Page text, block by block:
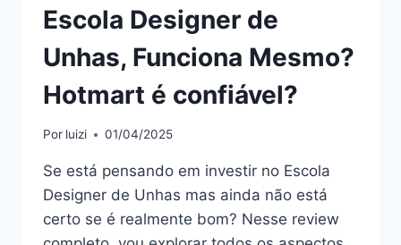
Escola Designer de
Unhas, Funciona Mesmo?
Hotmart é confiável?
Por luizi 01/04/2025
Se está pensando em investir no Escola
Designer de Unhas mas ainda não está
certo se é realmente bom? Nesse review